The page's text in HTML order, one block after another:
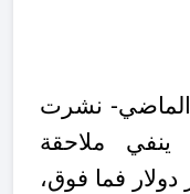
الماضي- نشرت
ينفي ملاحقة
دولار فما فوق،